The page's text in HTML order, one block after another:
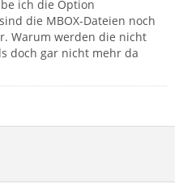
ich die Option
die MBOX-Dateien noch
Warum werden die nicht
doch gar nicht mehr da